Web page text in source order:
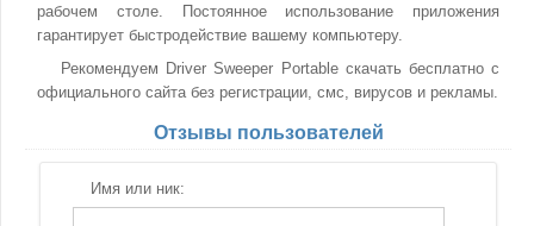
рабочем столе. Постоянное использование приложения
гарантирует быстродействие вашему компьютеру.
Рекомендуем Driver Sweeper Portable скачать бесплатно с
официального сайта без регистрации, смс, вирусов и рекламы.
Отзывы пользователей
Имя или ник: